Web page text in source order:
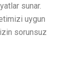
sunar.
uygun
sorunsuz